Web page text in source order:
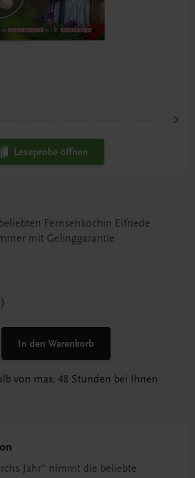
Leseprobe öffnen
Fernsehköchin Elfriede
mit Gelinggarantie
In den Warenkorb
von max. 48 Stunden bei Ihnen
Jahr“ nimmt die beliebte